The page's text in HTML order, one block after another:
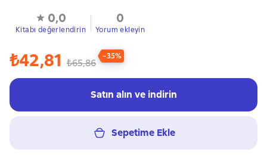
0,0
Kitabı değerlendirin
0
Yorum ekleyin
₺42,81 ₺65,86
−35%
Satın alın ve indirin
Sepetime Ekle